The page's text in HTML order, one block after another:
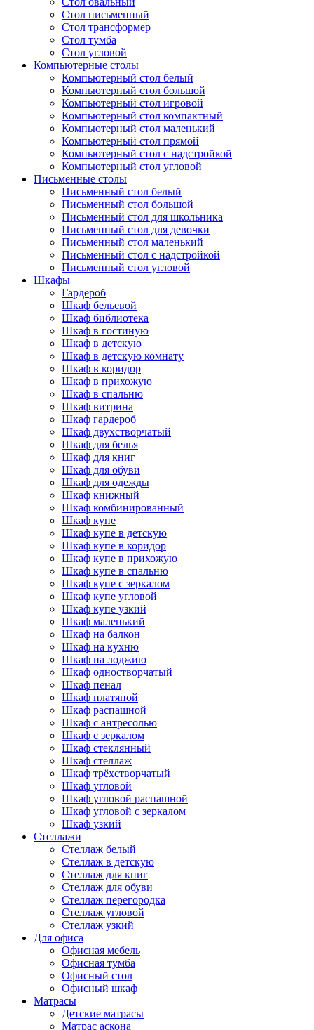
Стол письменный
Стол трансформер
Стол тумба
Стол угловой
Компьютерные столы
Компьютерный стол белый
Компьютерный стол большой
Компьютерный стол игровой
Компьютерный стол компактный
Компьютерный стол маленький
Компьютерный стол прямой
Компьютерный стол с надстройкой
Компьютерный стол угловой
Письменные столы
Письменный стол белый
Письменный стол большой
Письменный стол для школьника
Письменный стол для девочки
Письменный стол маленький
Письменный стол с надстройкой
Письменный стол угловой
Шкафы
Гардероб
Шкаф бельевой
Шкаф библиотека
Шкаф в гостиную
Шкаф в детскую
Шкаф в детскую комнату
Шкаф в коридор
Шкаф в прихожую
Шкаф в спальню
Шкаф витрина
Шкаф гардероб
Шкаф двухстворчатый
Шкаф для белья
Шкаф для книг
Шкаф для обуви
Шкаф для одежды
Шкаф книжный
Шкаф комбинированный
Шкаф купе
Шкаф купе в детскую
Шкаф купе в коридор
Шкаф купе в прихожую
Шкаф купе в спальню
Шкаф купе с зеркалом
Шкаф купе угловой
Шкаф купе узкий
Шкаф маленький
Шкаф на балкон
Шкаф на кухню
Шкаф на лоджию
Шкаф одностворчатый
Шкаф пенал
Шкаф платяной
Шкаф распашной
Шкаф с антресолью
Шкаф с зеркалом
Шкаф стеклянный
Шкаф стеллаж
Шкаф трёхстворчатый
Шкаф угловой
Шкаф угловой распашной
Шкаф угловой с зеркалом
Шкаф узкий
Стеллажи
Стеллаж белый
Стеллаж в детскую
Стеллаж для книг
Стеллаж для обуви
Стеллаж перегородка
Стеллаж угловой
Стеллаж узкий
Для офиса
Офисная мебель
Офисная тумба
Офисный стол
Офисный шкаф
Матрасы
Детские матрасы
Матрас аскона